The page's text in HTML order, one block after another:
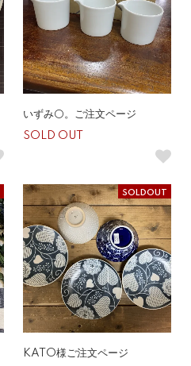
いずみ⚪️。ご注文ページ
SOLD OUT
SOLDOUT
KATO様ご注文ページ